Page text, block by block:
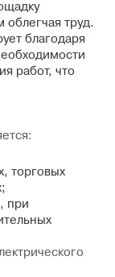
труд.
благодаря
работ, что
торговых
при